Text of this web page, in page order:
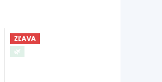
ZĽAVA
🌿